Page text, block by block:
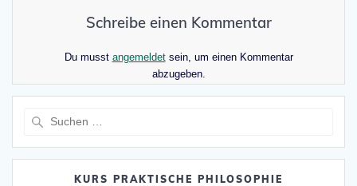
Schreibe einen Kommentar
Du musst angemeldetsein, um einen Kommentar
abzugeben.
KURS PRAKTISCHE PHILOSOPHIE